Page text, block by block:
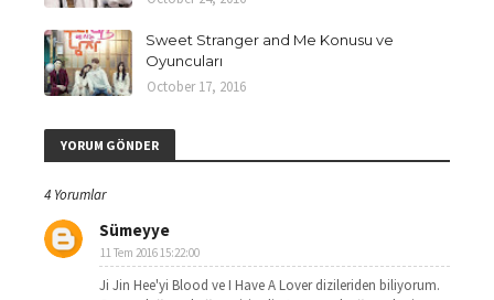
Sweet Stranger and Me Konusu ve
Oyuncuları
October 17, 2016
YORUM GÖNDER
4 Yorumlar
Sümeyye
11 Tem 2016 15:22:00
Ji Jin Hee'yi Blood ve I Have A Lover dizileriden biliyorum.